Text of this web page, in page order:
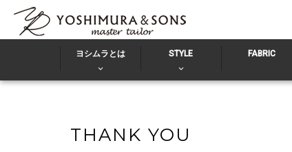
ヨシムラとは STYLE FABRIC
THANK YOU